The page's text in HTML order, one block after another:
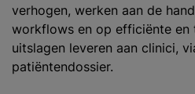
verhogen, werken aan de
workflows en op efficiënte en
uitslagen leveren aan clinici,
patiëntendossier.